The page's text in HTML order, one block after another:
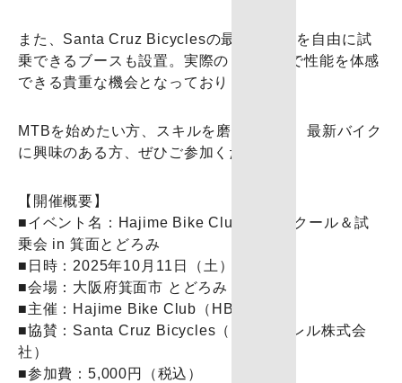
また、Santa Cruz Bicyclesの最新モデルを自由に試
乗できるブースも設置。実際のトレイルで性能を体感
できる貴重な機会となっております。
MTBを始めたい方、スキルを磨きたい方、最新バイク
に興味のある方、ぜひご参加ください。
【開催概要】
■イベント名：Hajime Bike Club MTBスクール＆試
乗会 in 箕面とどろみ
■日時：2025年10月11日（土）
■会場：大阪府箕面市 とどろみ
■主催：Hajime Bike Club（HBC）
■協賛：Santa Cruz Bicycles（ウインクレル株式会
社）
■参加費：5,000円（税込）